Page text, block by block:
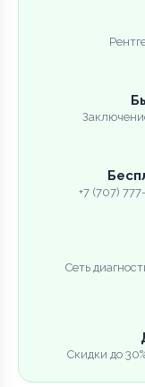
+7 (707)
Сеть
Скидки до